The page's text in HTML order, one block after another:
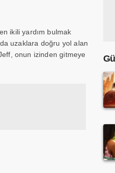
ikili yardım bulmak
uzaklara doğru yol alan
onun izinden gitmeye